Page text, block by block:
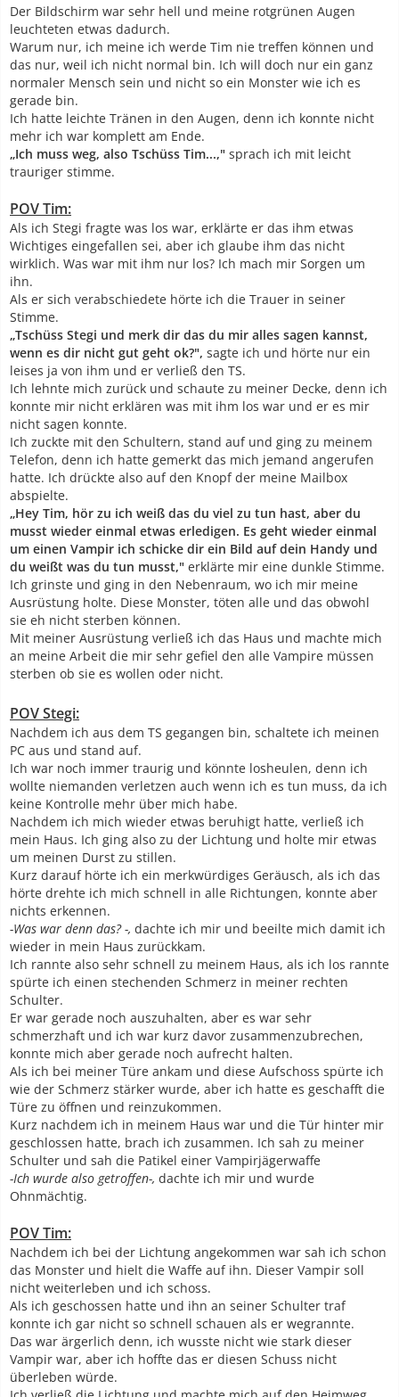
Der Bildschirm war sehr hell und meine rotgrünen Augen
leuchteten etwas dadurch.
Warum nur, ich meine ich werde Tim nie treffen können und
das nur, weil ich nicht normal bin. Ich will doch nur ein ganz
normaler Mensch sein und nicht so ein Monster wie ich es
gerade bin.
Ich hatte leichte Tränen in den Augen, denn ich konnte nicht
mehr ich war komplett am Ende.
„Ich muss weg, also Tschüss Tim...," sprach ich mit leicht
trauriger stimme.
POV Tim:
Als ich Stegi fragte was los war, erklärte er das ihm etwas
Wichtiges eingefallen sei, aber ich glaube ihm das nicht
wirklich. Was war mit ihm nur los? Ich mach mir Sorgen um
ihn.
Als er sich verabschiedete hörte ich die Trauer in seiner
Stimme.
„Tschüss Stegi und merk dir das du mir alles sagen kannst,
wenn es dir nicht gut geht ok?", sagte ich und hörte nur ein
leises ja von ihm und er verließ den TS.
Ich lehnte mich zurück und schaute zu meiner Decke, denn ich
konnte mir nicht erklären was mit ihm los war und er es mir
nicht sagen konnte.
Ich zuckte mit den Schultern, stand auf und ging zu meinem
Telefon, denn ich hatte gemerkt das mich jemand angerufen
hatte. Ich drückte also auf den Knopf der meine Mailbox
abspielte.
„Hey Tim, hör zu ich weiß das du viel zu tun hast, aber du
musst wieder einmal etwas erledigen. Es geht wieder einmal
um einen Vampir ich schicke dir ein Bild auf dein Handy und
du weißt was du tun musst," erklärte mir eine dunkle Stimme.
Ich grinste und ging in den Nebenraum, wo ich mir meine
Ausrüstung holte. Diese Monster, töten alle und das obwohl
sie eh nicht sterben können.
Mit meiner Ausrüstung verließ ich das Haus und machte mich
an meine Arbeit die mir sehr gefiel den alle Vampire müssen
sterben ob sie es wollen oder nicht.
POV Stegi:
Nachdem ich aus dem TS gegangen bin, schaltete ich meinen
PC aus und stand auf.
Ich war noch immer traurig und könnte losheulen, denn ich
wollte niemanden verletzen auch wenn ich es tun muss, da ich
keine Kontrolle mehr über mich habe.
Nachdem ich mich wieder etwas beruhigt hatte, verließ ich
mein Haus. Ich ging also zu der Lichtung und holte mir etwas
um meinen Durst zu stillen.
Kurz darauf hörte ich ein merkwürdiges Geräusch, als ich das
hörte drehte ich mich schnell in alle Richtungen, konnte aber
nichts erkennen.
-Was war denn das? -, dachte ich mir und beeilte mich damit ich
wieder in mein Haus zurückkam.
Ich rannte also sehr schnell zu meinem Haus, als ich los rannte
spürte ich einen stechenden Schmerz in meiner rechten
Schulter.
Er war gerade noch auszuhalten, aber es war sehr
schmerzhaft und ich war kurz davor zusammenzubrechen,
konnte mich aber gerade noch aufrecht halten.
Als ich bei meiner Türe ankam und diese Aufschoss spürte ich
wie der Schmerz stärker wurde, aber ich hatte es geschafft die
Türe zu öffnen und reinzukommen.
Kurz nachdem ich in meinem Haus war und die Tür hinter mir
geschlossen hatte, brach ich zusammen. Ich sah zu meiner
Schulter und sah die Patikel einer Vampirjägerwaffe
-Ich wurde also getroffen-, dachte ich mir und wurde
Ohnmächtig.
POV Tim:
Nachdem ich bei der Lichtung angekommen war sah ich schon
das Monster und hielt die Waffe auf ihn. Dieser Vampir soll
nicht weiterleben und ich schoss.
Als ich geschossen hatte und ihn an seiner Schulter traf
konnte ich gar nicht so schnell schauen als er wegrannte.
Das war ärgerlich denn, ich wusste nicht wie stark dieser
Vampir war, aber ich hoffte das er diesen Schuss nicht
überleben würde.